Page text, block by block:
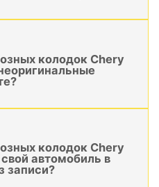
колодок Chery
колодок Chery
автомобиль в
записи?